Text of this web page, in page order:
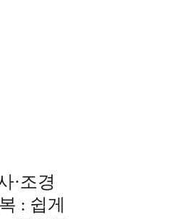
·조경
: 쉽게